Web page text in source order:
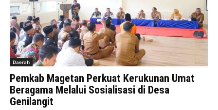
Daerah
Pemkab Magetan Perkuat Kerukunan Umat
Beragama Melalui Sosialisasi di Desa
Genilangit